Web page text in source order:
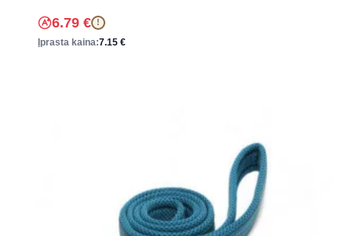
6.79 € !
Įprasta kaina:7.15 €